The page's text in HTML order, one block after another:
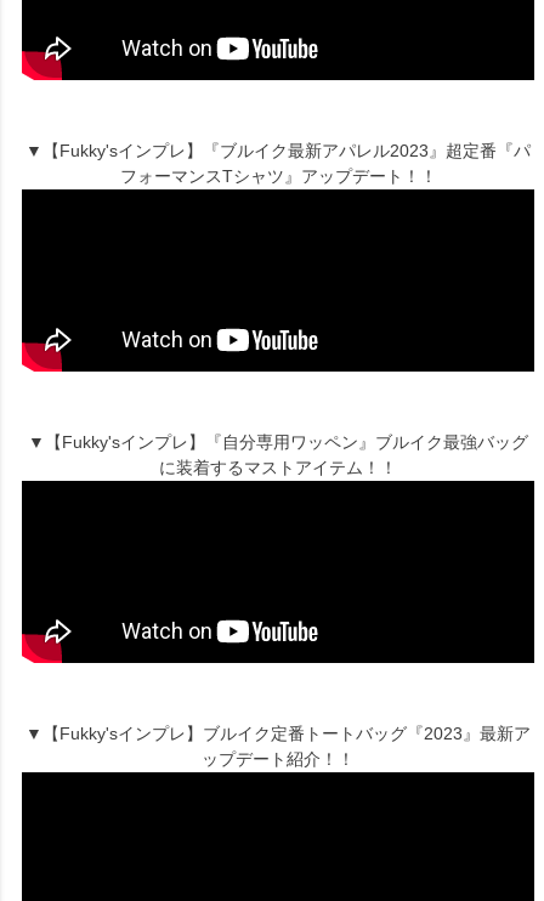
▼【Fukky'sインプレ】『ブルイク最新アパレル2023』超定番『パ
フォーマンスTシャツ』アップデート！！
▼【Fukky'sインプレ】『自分専用ワッペン』ブルイク最強バッグ
に装着するマストアイテム！！
▼【Fukky'sインプレ】ブルイク定番トートバッグ『2023』最新ア
ップデート紹介！！